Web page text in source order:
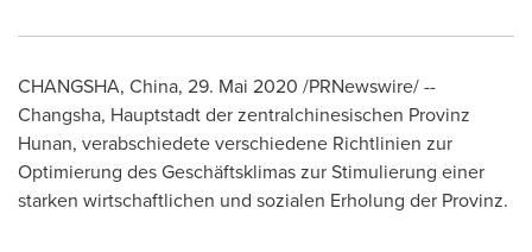
CHANGSHA, China, 29. Mai 2020 /PRNewswire/ --
Changsha, Hauptstadt der zentralchinesischen Provinz
Hunan, verabschiedete verschiedene Richtlinien zur
Optimierung des Geschäftsklimas zur Stimulierung einer
starken wirtschaftlichen und sozialen Erholung der Provinz.